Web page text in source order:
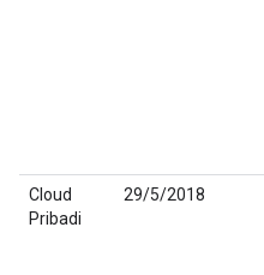
Cloud
Pribadi
29/5/2018